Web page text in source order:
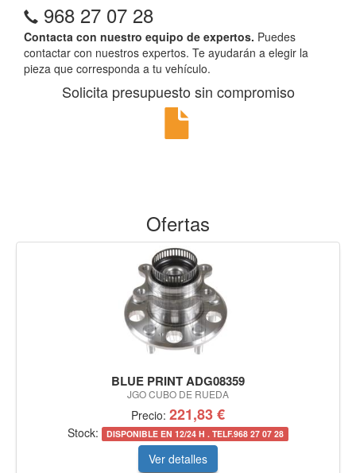
968 27 07 28
Contacta con nuestro equipo de expertos. Puedes
contactar con nuestros expertos. Te ayudarán a elegir la
pieza que corresponda a tu vehículo.
Solicita presupuesto sin compromiso
Ofertas
BLUE PRINT ADG08359
JGO CUBO DE RUEDA
Precio: 221,83 €
Stock: DISPONIBLE EN 12/24 H . TELF.968 27 07 28
Ver detalles